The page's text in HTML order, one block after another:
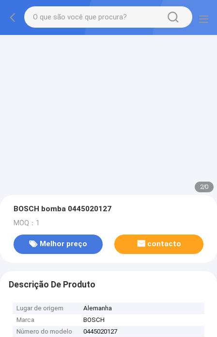
2/0
BOSCH bomba 0445020127
MOQ：1
Melhor preço contacto
Descrição De Produto
Lugar de origem
Alemanha
Marca
BOSCH
Número do modelo
0445020127